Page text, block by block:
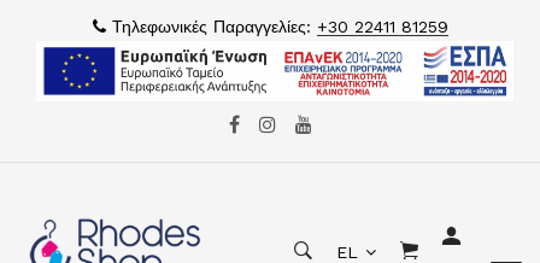
Τηλεφωνικές Παραγγελίες: +30 22411 81259
EL